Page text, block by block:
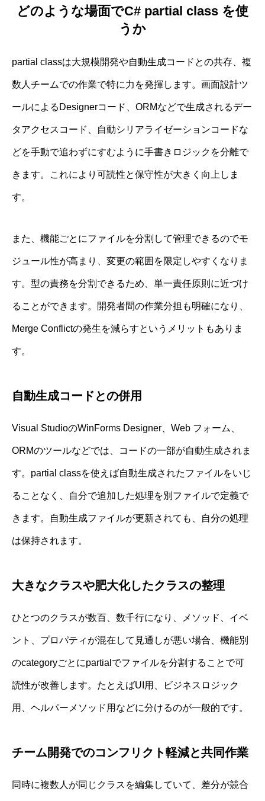
どのような場面でC# partial class を使
うか
partial classは大規模開発や自動生成コードとの共存、複
数人チームでの作業で特に力を発揮します。画面設計ツ
ールによるDesignerコード、ORMなどで生成されるデー
タアクセスコード、自動シリアライゼーションコードな
どを手動で追わずにすむように手書きロジックを分離で
きます。これにより可読性と保守性が大きく向上しま
す。
また、機能ごとにファイルを分割して管理できるのでモ
ジュール性が高まり、変更の範囲を限定しやすくなりま
す。型の責務を分割できるため、単一責任原則に近づけ
ることができます。開発者間の作業分担も明確になり、
Merge Conflictの発生を減らすというメリットもありま
す。
自動生成コードとの併用
Visual StudioのWinForms Designer、Web フォーム、
ORMのツールなどでは、コードの一部が自動生成されま
す。partial classを使えば自動生成されたファイルをいじ
ることなく、自分で追加した処理を別ファイルで定義で
きます。自動生成ファイルが更新されても、自分の処理
は保持されます。
大きなクラスや肥大化したクラスの整理
ひとつのクラスが数百、数千行になり、メソッド、イベ
ント、プロパティが混在して見通しが悪い場合、機能別
のcategoryごとにpartialでファイルを分割することで可
読性が改善します。たとえばUI用、ビジネスロジック
用、ヘルパーメソッド用などに分けるのが一般的です。
チーム開発でのコンフリクト軽減と共同作業
同時に複数人が同じクラスを編集していて、差分が競合